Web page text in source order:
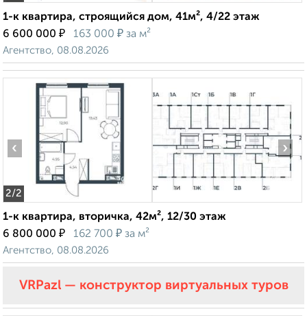
1-к квартира, строящийся дом, 41м², 4/22 этаж
6 600 000 ₽ 163 000 ₽ за м²
Агентство, 08.08.2026
2/2
‹ ›
1-к квартира, вторичка, 42м², 12/30 этаж
6 800 000 ₽ 162 700 ₽ за м²
Агентство, 08.08.2026
VRPazl — конструктор виртуальных туров